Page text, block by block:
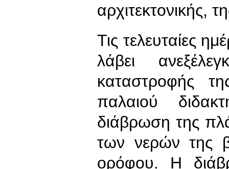
αρχιτεκτονικής,
Τις τελευταίες
λάβει
καταστροφής
παλαιού
διάβρωση της
των νερών της
ορόφου. Η